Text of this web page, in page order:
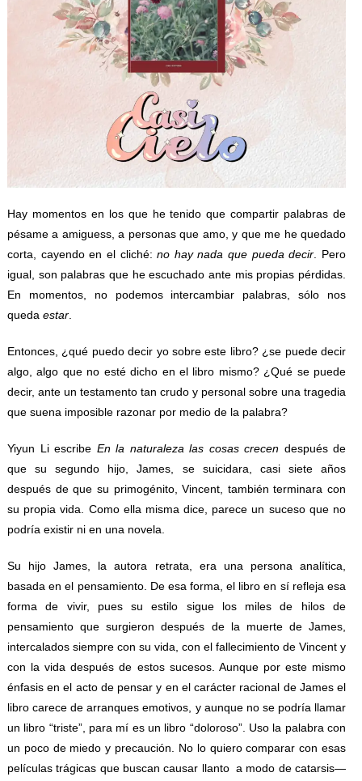
Hay momentos en los que he tenido que compartir palabras de
pésame a amiguess, a personas que amo, y que me he quedado
corta, cayendo en el cliché:no hay nada que pueda decir. Pero
igual, son palabras que he escuchado ante mis propias pérdidas.
En momentos, no podemos intercambiar palabras, sólo nos
queda estar.
Entonces, ¿qué puedo decir yo sobre este libro? ¿se puede decir
algo, algo que no esté dicho en el libro mismo? ¿Qué se puede
decir, ante un testamento tan crudo y personal sobre una tragedia
que suena imposible razonar por medio de la palabra?
Yiyun Li escribe En la naturaleza las cosas crecen después de
que su segundo hijo, James, se suicidara, casi siete años
después de que su primogénito, Vincent, también terminara con
su propia vida. Como ella misma dice, parece un suceso que no
podría existir ni en una novela.
Su hijo James, la autora retrata, era una persona analítica,
basada en el pensamiento. De esa forma, el libro en sí refleja esa
forma de vivir, pues su estilo sigue los miles de hilos de
pensamiento que surgieron después de la muerte de James,
intercalados siempre con su vida, con el fallecimiento de Vincent y
con la vida después de estos sucesos. Aunque por este mismo
énfasis en el acto de pensar y en el carácter racional de James el
libro carece de arranques emotivos, y aunque no se podría llamar
un libro “triste”, para mí es un libro “doloroso”. Uso la palabra con
un poco de miedo y precaución. No lo quiero comparar con esas
películas trágicas que buscan causar llanto a modo de catarsis—